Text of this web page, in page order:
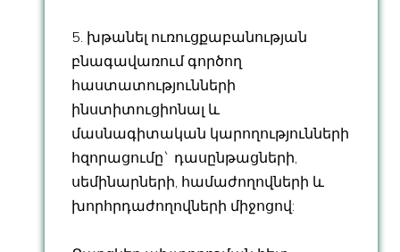
5. խթանել ուռուցքաբանության
բնագավառում գործող
հաստատությունների
ինստիտուցիոնալ և
մասնագիտական կարողությունների
հզորացումը` դասընթացների,
սեմինարների, համաժողովների և
խորհրդաժողովների միջոցով: